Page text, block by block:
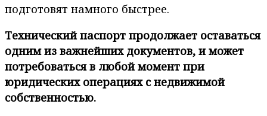
подготовят намного быстрее.
Технический паспорт продолжает оставаться
одним из важнейших документов, и может
потребоваться в любой момент при
юридических операциях с недвижимой
собственностью.